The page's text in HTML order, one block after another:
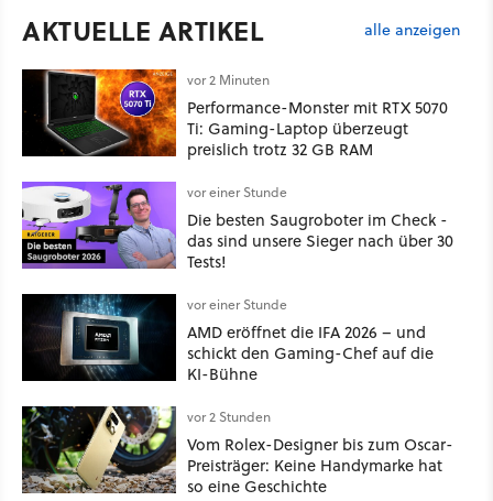
AKTUELLE ARTIKEL alle anzeigen
vor 2 Minuten
Performance-Monster mit RTX 5070
Ti: Gaming-Laptop überzeugt
preislich trotz 32 GB RAM
vor einer Stunde
Die besten Saugroboter im Check -
das sind unsere Sieger nach über 30
Tests!
vor einer Stunde
AMD eröffnet die IFA 2026 – und
schickt den Gaming-Chef auf die
KI-Bühne
vor 2 Stunden
Vom Rolex-Designer bis zum Oscar-
Preisträger: Keine Handymarke hat
so eine Geschichte